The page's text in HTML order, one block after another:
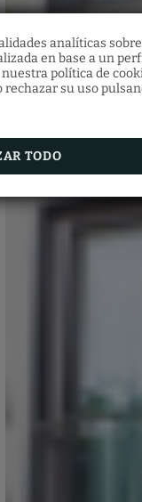
analíticas
en base a un
política de
su uso
TODO
Xecs
Descobreix els nostres vals regal